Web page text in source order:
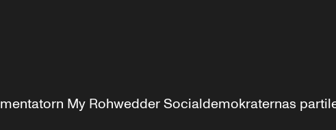
My Rohwedder Socialdemokraternas